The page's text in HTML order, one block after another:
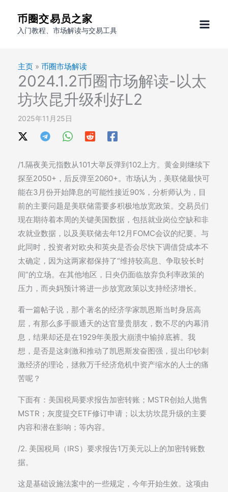
币圈交易员之家
入门教程、市场解读与交易工具
主页 » 币圈市场解读
2024.1.2币圈市场解读-以太
坊坎昆升级利好L2
2025年11月25日
/1.隔夜美元指数从101大举反弹到102上方。黄金则继续下
探至2050+，后反弹至2060+。市场认为，美联储最快可
能在3月份开始降息的可能性接近90%，分析师认为，目
前的主要问题是美联储需要多积极地放宽政策。交易员们
现在期待着本周的关键美国数据，包括就业岗位空缺和非
农就业数据，以及美联储去年12月FOMC会议的纪要。与
此同时，投资者对欧央和英央是否会尽快下调借贷成本不
太确定，因为这两家都保持了“维持较高息、争取较长时
间”的立场。在其他地区，日央仍面临放弃负利率政策的
压力，而央妈预计将进一步放宽政策以支持经济增长。
看一篇帖子说，那个著名的经济学家凯恩斯当时身居高
层，有那么多手眼通天的达官显贵朋友，数不尽的内幕消
息，结果却还是在1929年美股大崩溃中输掉底裤。我
想，是否是这刺激和推动了凯恩斯发奋图强，提出印钞刺
激经济的理论，拯救万千经济危机中资产缩水的人士的痛
苦呢？
下面有：美国税局要求报告加密转账；MSTR创始人抛售
MSTR；灰度提交ETF修订申请；以太坊坎昆升级的主要
内容和潜在影响；等内容。
/2. 美国税局（IRS）要求报告1万美元以上的加密转账数
据。
这是基础设施法案中的一些规定，今年开始生效。这项由